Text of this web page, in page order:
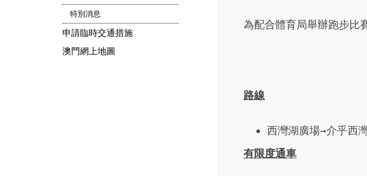
特別消息
申請臨時交通措施
澳門網上地圖
為配合體育局舉辦跑步比
路線
西灣湖廣場→介乎西
有限度通車